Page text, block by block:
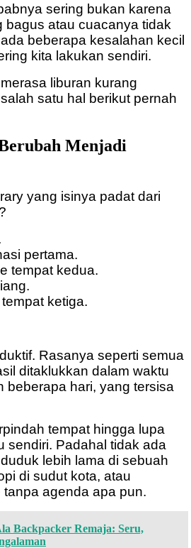
sering bukan karena
bagus atau cuacanya tidak
beberapa kesalahan kecil
kita lakukan sendiri.
liburan kurang
satu hal berikut pernah
Menjadi
yang isinya padat dari
pertama.
tempat kedua.
ketiga.
Rasanya seperti semua
ditaklukkan dalam waktu
beberapa hari, yang tersisa
tempat hingga lupa
sendiri. Padahal tidak ada
lebih lama di sebuah
di sudut kota, atau
agenda apa pun.
Backpacker Remaja: Seru,